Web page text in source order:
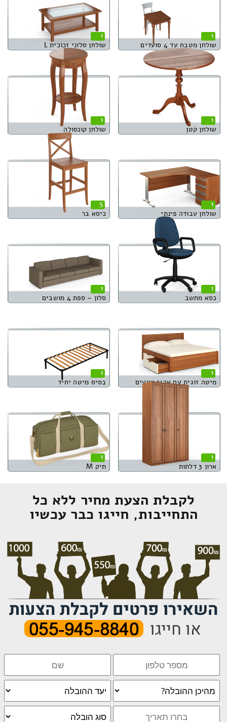
1
שולחן מטבח עד 4 סועדים
1
שולחן סלוני זכוכית L
1
שולחן קטן
1
שולחן קונסולה
1
שולחן עבודה פינתי
5
כיסא בר
1
כסא מחשב
1
סלון – ספת 4 מושבים
1
מיטה זוגית עם ארגז מצעים
1
בסיס מיטה יחיד
1
ארון 3 דלתות
1
תיק M
לקבלת הצעת מחיר ללא כל
התחייבות, חייגו כבר עכשיו